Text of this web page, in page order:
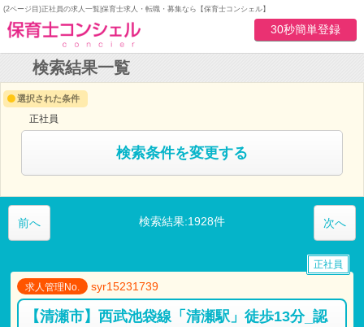
(2ページ目)正社員の求人一覧|保育士求人・転職・募集なら【保育士コンシェル】
30秒簡単登録
検索結果一覧
選択された条件
正社員
検索条件を変更する
検索結果:1928件
前へ 次へ
求人管理No. syr15231739
【清瀬市】西武池袋線「清瀬駅」徒歩13分_認
正社員